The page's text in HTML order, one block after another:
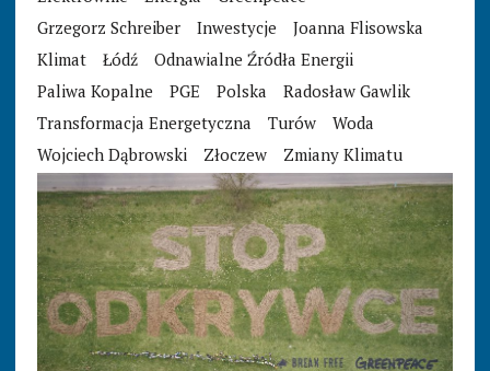
Grzegorz Schreiber
Inwestycje
Joanna Flisowska
Klimat
Łódź
Odnawialne Źródła Energii
Paliwa Kopalne
PGE Polska
Radosław Gawlik
Transformacja Energetyczna
Turów
Woda
Wojciech Dąbrowski
Złoczew Zmiany Klimatu